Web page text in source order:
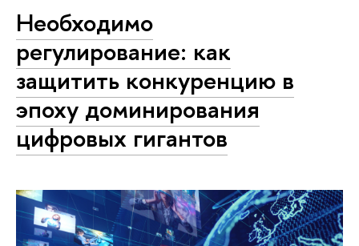
Необходимо
регулирование: как
защитить конкуренцию в
эпоху доминирования
цифровых гигантов